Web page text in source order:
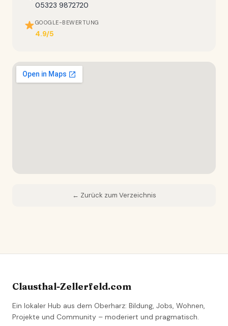
05323 9872720
GOOGLE-BEWERTUNG
4.9/5
← Zurück zum Verzeichnis
Clausthal-Zellerfeld.com
Ein lokaler Hub aus dem Oberharz: Bildung, Jobs, Wohnen,
Projekte und Community – moderiert und pragmatisch.